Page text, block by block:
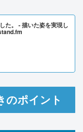
た。 - 描いた姿を実現し
のポイント